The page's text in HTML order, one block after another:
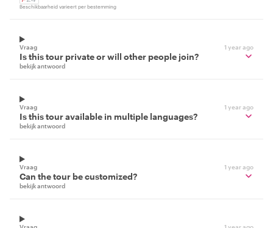
Beschikbaarheid varieert per bestemming
Vraag 1 year ago
Is this tour private or will other people join?
bekijk antwoord
Vraag 1 year ago
Is this tour available in multiple languages?
bekijk antwoord
Vraag 1 year ago
Can the tour be customized?
bekijk antwoord
Vraag 1 year ago